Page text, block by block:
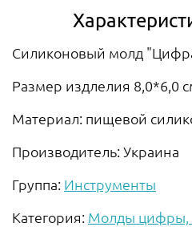
Силиконовый молд
Размер издлелия 8,0*6,0
Материал: пищевой
Производитель: Украина
Группа: Инструменты
Категория: Молды цифры,